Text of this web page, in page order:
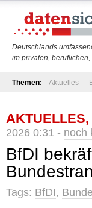
Deutschlands
im privaten,
Themen: Aktuelles
AKTUELLES,
2026 0:31 - noch
BfDI
Tags: BfDI,